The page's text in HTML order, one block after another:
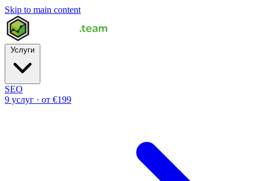
Skip to main content
SEO
9 услуг · от €199